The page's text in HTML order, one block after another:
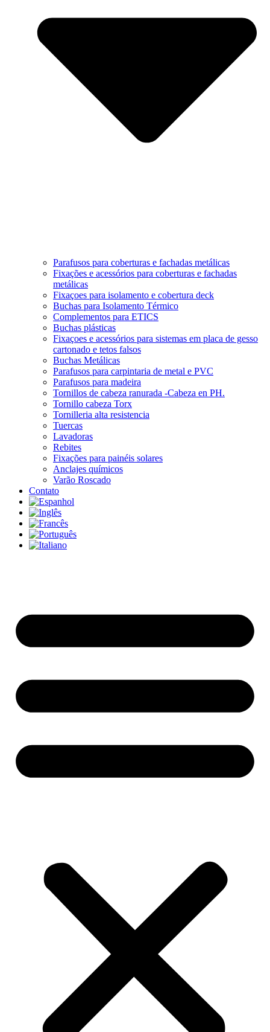
Parafusos para coberturas e fachadas metálicas
Fixações e acessórios para coberturas e fachadas
metálicas
Fixaçoes para isolamento e cobertura deck
Buchas para Isolamento Térmico
Complementos para ETICS
Buchas plásticas
Fixaçoes e acessórios para sistemas em placa de gesso
cartonado e tetos falsos
Buchas Metálicas
Parafusos para carpintaria de metal e PVC
Parafusos para madeira
Tornillos de cabeza ranurada -Cabeza en PH.
Tornillo cabeza Torx
Tornilleria alta resistencia
Tuercas
Lavadoras
Rebites
Fixações para painéis solares
Anclajes químicos
Varão Roscado
Contato